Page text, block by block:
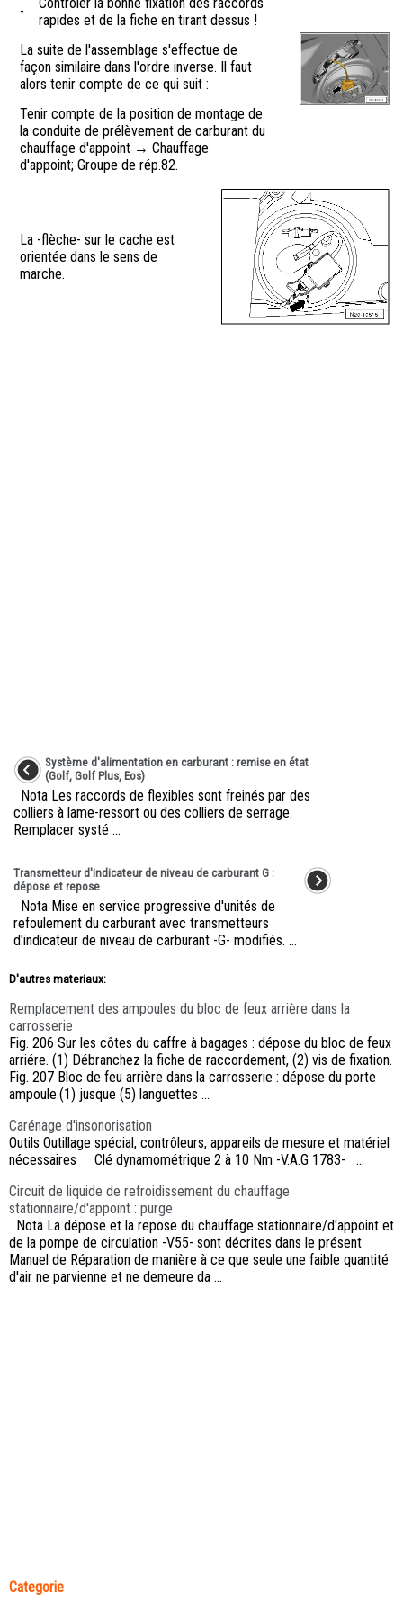
-
rapides et de la fiche en tirant dessus !
La suite de l'assemblage s'effectue de
façon similaire dans l'ordre inverse. Il faut
alors tenir compte de ce qui suit :
Tenir compte de la position de montage de
la conduite de prélèvement de carburant du
chauffage d'appoint → Chauffage
d'appoint; Groupe de rép.82.
La -flèche- sur le cache est
orientée dans le sens de
marche.
Système d'alimentation en carburant : remise en état
(Golf, Golf Plus, Eos)
Nota Les raccords de flexibles sont freinés par des
colliers à lame-ressort ou des colliers de serrage.
Remplacer systé ...
Transmetteur d'indicateur de niveau de carburant G :
dépose et repose
Nota Mise en service progressive d'unités de
refoulement du carburant avec transmetteurs
d'indicateur de niveau de carburant -G- modifiés. ...
D'autres materiaux:
Remplacement des ampoules du bloc de feux arrière dans la
carrosserie
Fig. 206 Sur les côtes du caffre à bagages : dépose du bloc de feux
arriére. (1) Débranchez la fiche de raccordement, (2) vis de fixation.
Fig. 207 Bloc de feu arrière dans la carrosserie : dépose du porte
ampoule.(1) jusque (5) languettes ...
Carénage d'insonorisation
Outils Outillage spécial, contrôleurs, appareils de mesure et matériel
nécessaires Clé dynamométrique 2 à 10 Nm -V.A.G 1783- ...
Circuit de liquide de refroidissement du chauffage
stationnaire/d'appoint : purge
Nota La dépose et la repose du chauffage stationnaire/d'appoint et
de la pompe de circulation -V55- sont décrites dans le présent
Manuel de Réparation de manière à ce que seule une faible quantité
d'air ne parvienne et ne demeure da ...
Categorie